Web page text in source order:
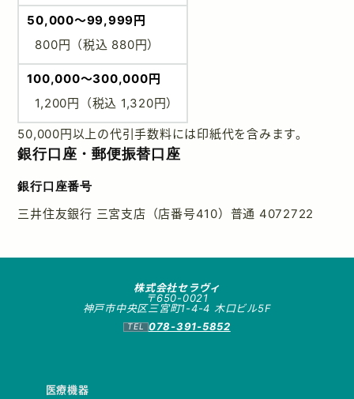
50,000～99,999円
800円（税込 880円）
100,000～300,000円
1,200円（税込 1,320円）
50,000円以上の代引手数料には印紙代を含みます。
銀行口座・郵便振替口座
銀行口座番号
三井住友銀行 三宮支店（店番号410）普通 4072722
株式会社セラヴィ
〒650-0021
神戸市中央区三宮町1-4-4 木口ビル5F
078-391-5852
医療機器